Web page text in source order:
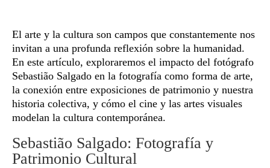
El arte y la cultura son campos que constantemente nos
invitan a una profunda reflexión sobre la humanidad.
En este artículo, exploraremos el impacto del fotógrafo
Sebastião Salgado en la fotografía como forma de arte,
la conexión entre exposiciones de patrimonio y nuestra
historia colectiva, y cómo el cine y las artes visuales
modelan la cultura contemporánea.
Sebastião Salgado: Fotografía y
Patrimonio Cultural